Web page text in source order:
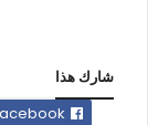
شارك هذا